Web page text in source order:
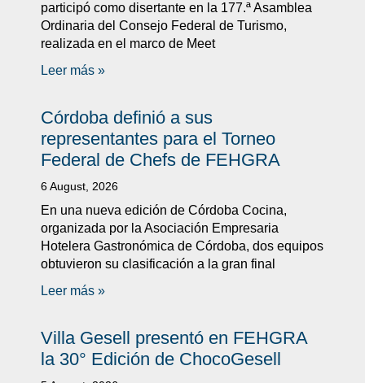
participó como disertante en la 177.ª Asamblea
Ordinaria del Consejo Federal de Turismo,
realizada en el marco de Meet
Leer más »
Córdoba definió a sus
representantes para el Torneo
Federal de Chefs de FEHGRA
6 August, 2026
En una nueva edición de Córdoba Cocina,
organizada por la Asociación Empresaria
Hotelera Gastronómica de Córdoba, dos equipos
obtuvieron su clasificación a la gran final
Leer más »
Villa Gesell presentó en FEHGRA
la 30° Edición de ChocoGesell